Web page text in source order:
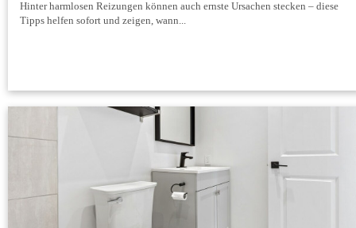
Hinter harmlosen Reizungen können auch ernste Ursachen stecken – diese
Tipps helfen sofort und zeigen, wann...